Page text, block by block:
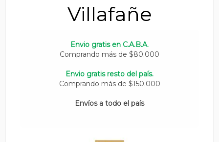
Villafañe
Envio gratis en C.A.B.A.
Comprando más de $80.000
Envio gratis resto del país.
Comprando más de $150.000
Envíos a todo el país